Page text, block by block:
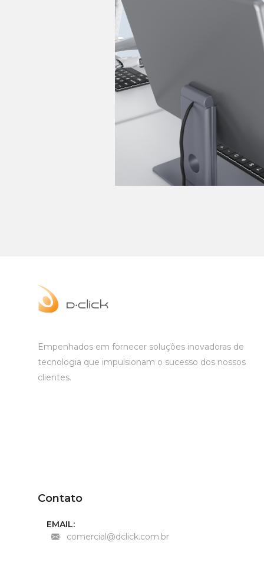
Empenhados em fornecer soluções inovadoras de
tecnologia que impulsionam o sucesso dos nossos
clientes.
Contato
EMAIL:
comercial@dclick.com.br